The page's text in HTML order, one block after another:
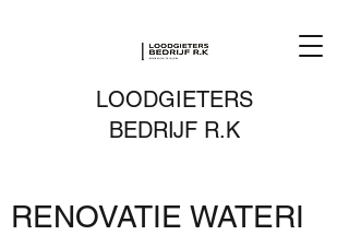
LOODGIETERS
BEDRIJF R.K
RENOVATIE WATERI